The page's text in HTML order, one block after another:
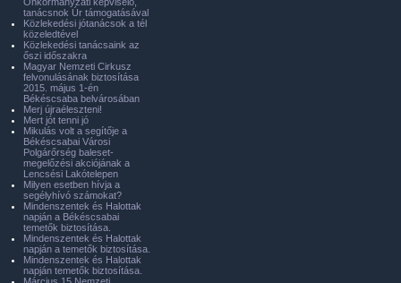
tanácsnok Úr támogatásával
Közlekedési jótanácsok a tél
közeledtével
Közlekedési tanácsaink az
őszi időszakra
Magyar Nemzeti Cirkusz
felvonulásának biztosítása
2015. május 1-én
Békéscsaba belvárosában
Merj újraéleszteni!
Mert jót tenni jó
Mikulás volt a segítője a
Békéscsabai Városi
Polgárőrség baleset-
megelőzési akciójának a
Lencsési Lakótelepen
Milyen esetben hívja a
segélyhívó számokat?
Mindenszentek és Halottak
napján a Békéscsabai
temetők biztosítása.
Mindenszentek és Halottak
napján a temetők biztosítása.
Mindenszentek és Halottak
napján temetők biztosítása.